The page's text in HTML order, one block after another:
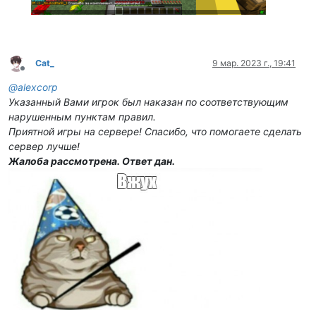
Не в сети
Cat_ 9 мар. 2023 г., 19:41
@alexcorp
Указанный Вами игрок был наказан по соответствующим
нарушенным пунктам правил.
Приятной игры на сервере! Спасибо, что помогаете сделать
сервер лучше!
Жалоба рассмотрена. Ответ дан.